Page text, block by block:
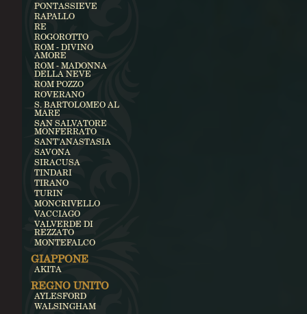
PONTASSIEVE
RAPALLO
RE
ROGOROTTO
ROM - DIVINO
AMORE
ROM - MADONNA
DELLA NEVE
ROM POZZO
ROVERANO
S. BARTOLOMEO AL
MARE
SAN SALVATORE
MONFERRATO
SANT'ANASTASIA
SAVONA
SIRACUSA
TINDARI
TIRANO
TURIN
MONCRIVELLO
VACCIAGO
VALVERDE DI
REZZATO
MONTEFALCO
GIAPPONE
AKITA
REGNO UNITO
AYLESFORD
WALSINGHAM